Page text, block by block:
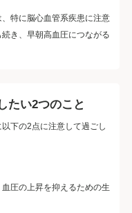
特に脳心血管系疾患に注意
き、早朝高血圧につながる
たい2つのこと
下の2点に注意して過ごし
圧の上昇を抑えるための生